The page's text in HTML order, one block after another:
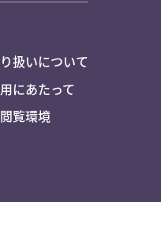
扱いについて
にあたって
覧環境